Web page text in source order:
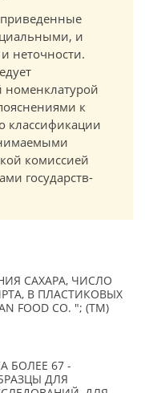
и
неточности.
номенклатурой
к
классификации
комиссией
государств-
САХАРА, ЧИСЛО
В ПЛАСТИКОВЫХ
FOOD CO. "; (TM)
БОЛЕЕ 67 -
ДЛЯ